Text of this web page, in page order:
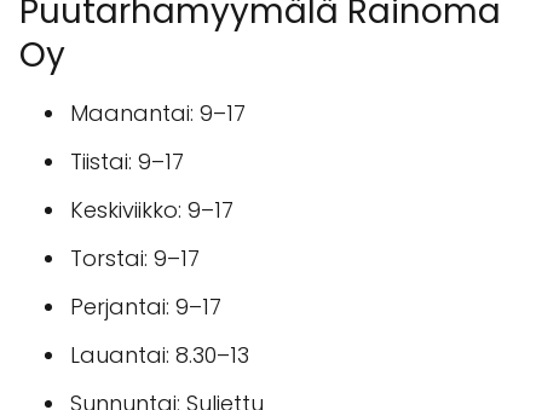
⏰ Opnunartímar
Kukkakauppa,
Hautaustoimisto ja
Puutarhamyymälä Rainoma